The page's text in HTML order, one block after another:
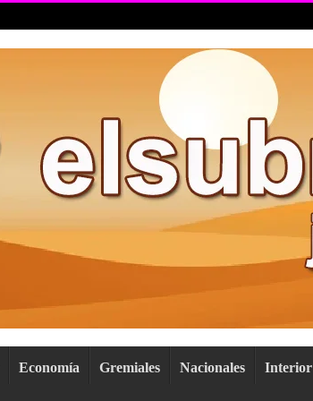
Economía Gremiales Nacionales Interior